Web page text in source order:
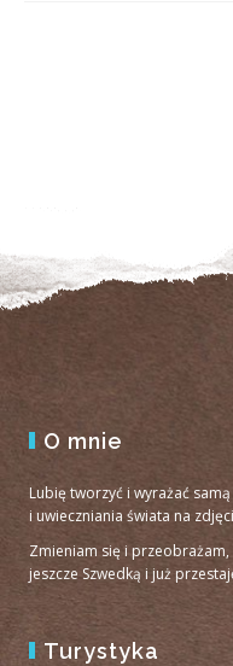
O mnie
Lubię tworzyć i wyrażać
i uwieczniania świata na
Zmieniam się i
jeszcze Szwedką i już
Turystyka